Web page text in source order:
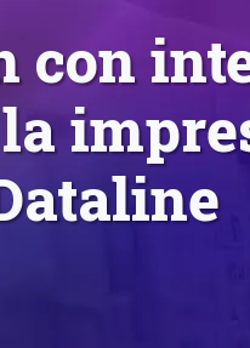
con